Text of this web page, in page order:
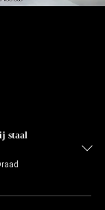
staal